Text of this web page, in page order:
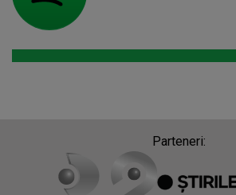
Parteneri: